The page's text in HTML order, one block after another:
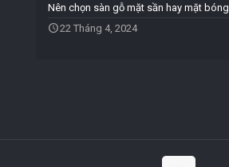
Nên chọn sàn gỗ mặt sần hay mặt bóng
22 Tháng 4, 2024